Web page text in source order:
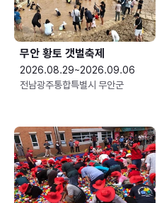
무안 황토 갯벌축제
2026.08.29~2026.09.06
전남광주통합특별시 무안군